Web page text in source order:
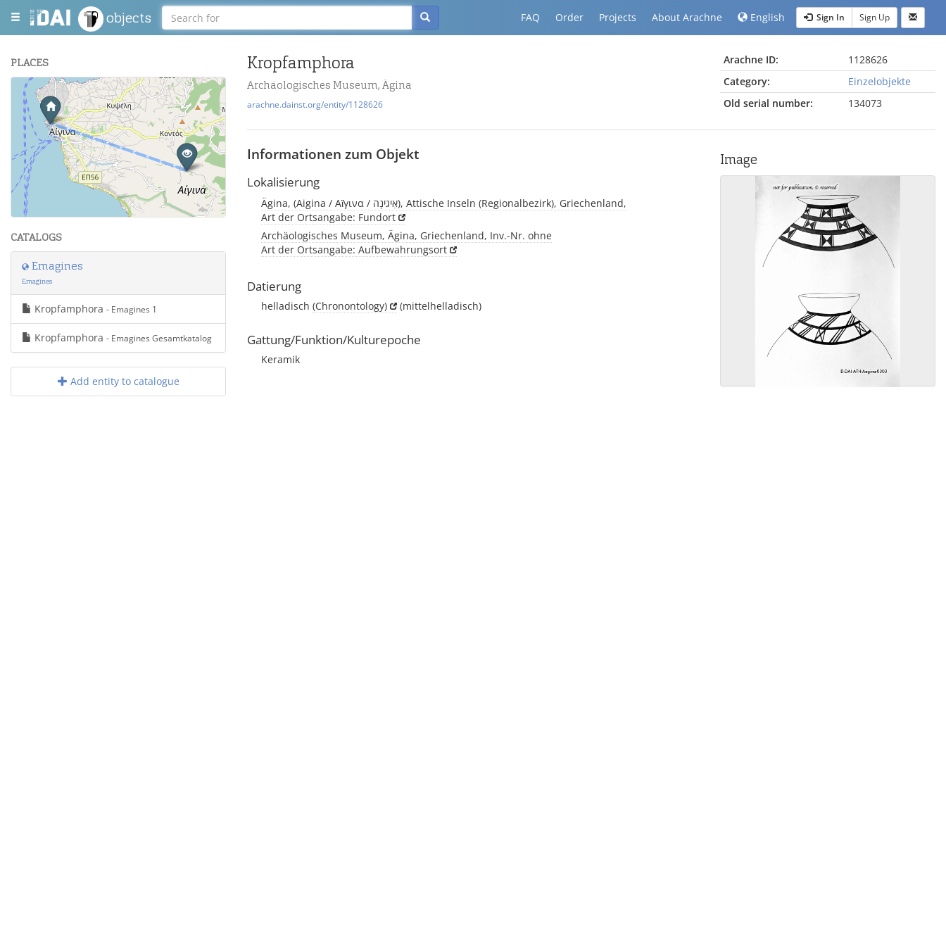
objects FAQ Order Projects About Arachne English Sign In Sign Up
PLACES
+
−
| Maps and Data © OpenStreetMap .
CATALOGS
Emagines
Emagines
Kropfamphora - Emagines 1
Kropfamphora - Emagines Gesamtkatalog
Add entity to catalogue
Kropfamphora
Archäologisches Museum, Ägina
arachne.dainst.org/entity/1128626
Arachne ID:
1128626
Category:
Einzelobjekte
Old serial number:
134073
Informationen zum Objekt
Lokalisierung
Ägina, (Aigina / Αἴγινα / אַיגינָה), Attische Inseln (Regionalbezirk), Griechenland,
Art der Ortsangabe: Fundort
Archäologisches Museum, Ägina, Griechenland, Inv.-Nr. ohne
Art der Ortsangabe: Aufbewahrungsort
Datierung
helladisch (Chronontology) (mittelhelladisch)
Gattung/Funktion/Kulturepoche
Keramik
Image